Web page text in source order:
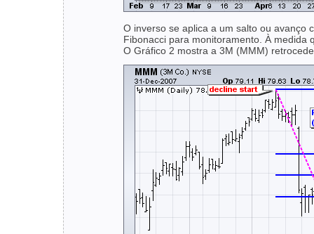
O inverso se aplica a um salto ou avanço
Fibonacci para monitoramento. À medida
O Gráfico 2 mostra a 3M (MMM)